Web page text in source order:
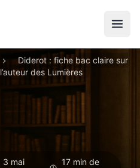
Diderot : fiche bac claire sur
l’auteur des Lumières
3 mai
17 min de